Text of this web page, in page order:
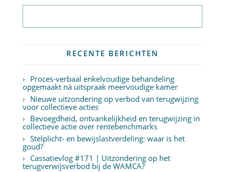
RECENTE BERICHTEN
Proces-verbaal enkelvoudige behandeling
opgemaakt ná uitspraak meervoudige kamer
Nieuwe uitzondering op verbod van terugwijzing
voor collectieve acties
Bevoegdheid, ontvankelijkheid en terugwijzing in
collectieve actie over rentebenchmarks
Stelplicht- en bewijslastverdeling: waar is het
goud?
Cassatievlog #171 | Uitzondering op het
terugverwijsverbod bij de WAMCA?